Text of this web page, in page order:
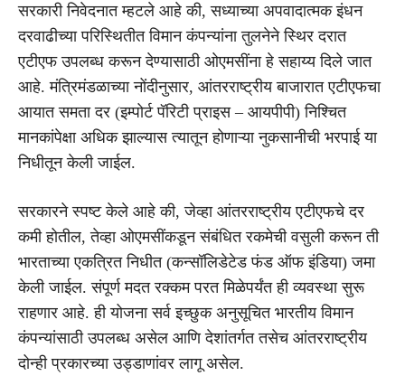
सरकारी निवेदनात म्हटले आहे की, सध्याच्या अपवादात्मक इंधन
दरवाढीच्या परिस्थितीत विमान कंपन्यांना तुलनेने स्थिर दरात
एटीएफ उपलब्ध करून देण्यासाठी ओएमसींना हे सहाय्य दिले जात
आहे. मंत्रिमंडळाच्या नोंदीनुसार, आंतरराष्ट्रीय बाजारात एटीएफचा
आयात समता दर (इम्पोर्ट पॅरिटी प्राइस – आयपीपी) निश्चित
मानकांपेक्षा अधिक झाल्यास त्यातून होणाऱ्या नुकसानीची भरपाई या
निधीतून केली जाईल.
सरकारने स्पष्ट केले आहे की, जेव्हा आंतरराष्ट्रीय एटीएफचे दर
कमी होतील, तेव्हा ओएमसींकडून संबंधित रकमेची वसुली करून ती
भारताच्या एकत्रित निधीत (कन्सॉलिडेटेड फंड ऑफ इंडिया) जमा
केली जाईल. संपूर्ण मदत रक्कम परत मिळेपर्यंत ही व्यवस्था सुरू
राहणार आहे. ही योजना सर्व इच्छुक अनुसूचित भारतीय विमान
कंपन्यांसाठी उपलब्ध असेल आणि देशांतर्गत तसेच आंतरराष्ट्रीय
दोन्ही प्रकारच्या उड्डाणांवर लागू असेल.